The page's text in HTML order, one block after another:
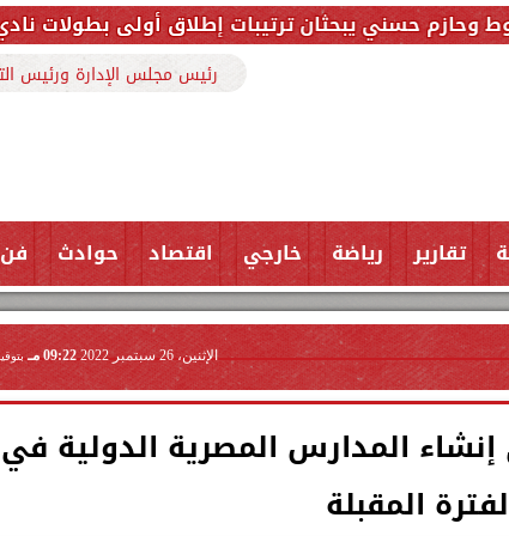
ترتيبات إطلاق أولى بطولات نادي الأجواد
رئيس مجلس الإدارة ورئيس
تقارير رياضة خارجي اقتصاد حوادث فن
الإثنين، 26 سبتمبر 2022 09:22 مـ
المدارس المصرية الدولية في
المقبلة